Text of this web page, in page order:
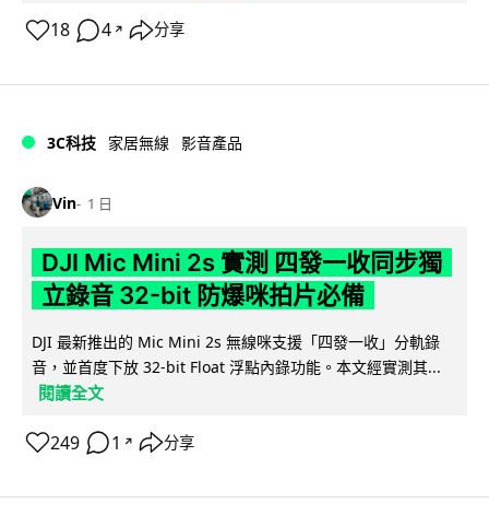
18 4 ↗ 分享
3C科技 家居無線 影音產品
Vin 1 日
DJI Mic Mini 2s 實測 四發一收同步獨
立錄音 32-bit 防爆咪拍片必備
DJI 最新推出的 Mic Mini 2s 無線咪支援「四發一收」分軌錄
音，並首度下放 32-bit Float 浮點內錄功能。本文經實測其...
閱讀全文
249 1 ↗ 分享